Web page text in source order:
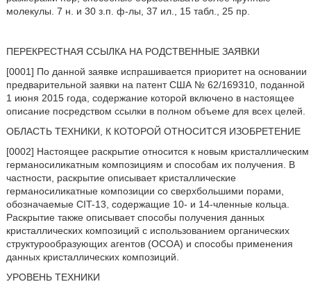
молекулы. 7 н. и 30 з.п. ф-лы, 37 ил., 15 табл., 25 пр.
ПЕРЕКРЕСТНАЯ ССЫЛКА НА РОДСТВЕННЫЕ ЗАЯВКИ
[0001] По данной заявке испрашивается приоритет на основании
предварительной заявки на патент США № 62/169310, поданной
1 июня 2015 года, содержание которой включено в настоящее
описание посредством ссылки в полном объеме для всех целей.
ОБЛАСТЬ ТЕХНИКИ, К КОТОРОЙ ОТНОСИТСЯ ИЗОБРЕТЕНИЕ
[0002] Настоящее раскрытие относится к новым кристаллическим
германосиликатным композициям и способам их получения. В
частности, раскрытие описывает кристаллические
германосиликатные композиции со сверхбольшими порами,
обозначаемые CIT-13, содержащие 10- и 14-членные кольца.
Раскрытие также описывает способы получения данных
кристаллических композиций с использованием органических
структурообразующих агентов (ОСОА) и способы применения
данных кристаллических композиций.
УРОВЕНЬ ТЕХНИКИ